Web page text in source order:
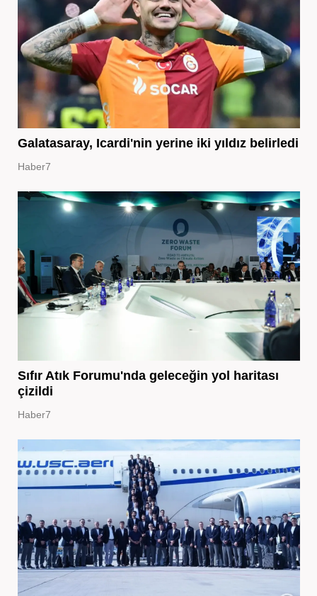
Galatasaray, Icardi'nin yerine iki yıldız belirledi
Haber7
Sıfır Atık Forumu'nda geleceğin yol haritası
çizildi
Haber7